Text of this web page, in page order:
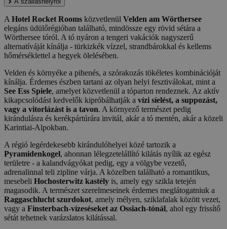
A Hotel Rocket Rooms közvetlenül Velden am Wörthersee
elegáns üdülőrégióban található, mindössze egy rövid sétára a
Wörthersee tóról. A tó nyáron a tengeri vakációk nagyszerű
alternatíváját kínálja - türkizkék vízzel, strandbárokkal és kellems
hőmérséklettel a hegyek ölelésében.
Velden és környéke a pihenés, a szórakozás tökéletes kombinációját
kínálja. Érdemes észben tartani az olyan helyi fesztiválokat, mint a
See Ess Spiele, amelyet közvetlenül a tóparton rendeznek. Az aktív
kikapcsolódást kedvelők kipróbálhatják a vízi síelést, a suppozást,
vagy a vitorlázást is a tavon. A környező természet pedig
kirándulásra és kerékpártúrára invitál, akár a tó mentén, akár a közeli
Karintiai-Alpokban.
A régió legérdekesebb kirándulóhelyei közé tartozik a
Pyramidenkogel, ahonnan lélegzetelállító kilátás nyílik az egész
területre - a kalandvágyókat pedig, egy a völgybe vezető,
adrenalinnal teli zipline várja. A közelben található a romantikus,
mesebeli Hochosterwitz kastély is, amely egy szikla tetején
magasodik. A természet szerelmeseinek érdemes meglátogatniuk a
Raggaschlucht szurdokot, amely mélyen, sziklafalak között vezet,
vagy a Finsterbach-vízeséseket az Ossiach-tónál, ahol egy frissítő
sétát tehetnek varázslatos kilátással.